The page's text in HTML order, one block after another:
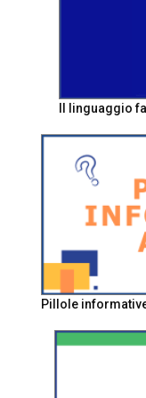
Il linguaggio
Pillole